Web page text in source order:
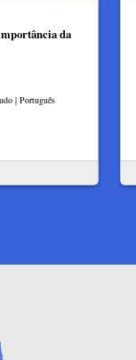
da
| Português